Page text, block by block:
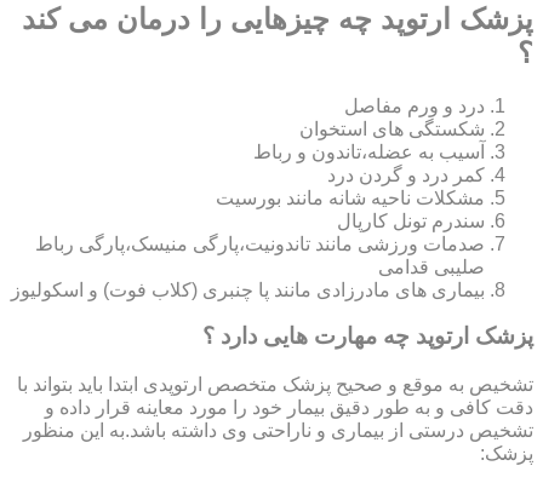
پزشک ارتوپد چه چیزهایی را درمان می کند
؟
درد و ورم مفاصل
شکستگی های استخوان
آسیب به عضله،تاندون و رباط
کمر درد و گردن درد
مشکلات ناحیه شانه مانند بورسیت
سندرم تونل کارپال
صدمات ورزشی مانند تاندونیت،پارگی منیسک،پارگی رباط
صلیبی قدامی
بیماری های مادرزادی مانند پا چنبری (کلاب فوت) و اسکولیوز
پزشک ارتوپد چه مهارت هایی دارد ؟
تشخیص به موقع و صحیح پزشک متخصص ارتوپدی ابتدا باید بتواند با
دقت کافی و به طور دقیق بیمار خود را مورد معاینه قرار داده و
تشخیص درستی از بیماری و ناراحتی وی داشته باشد.به این منظور
پزشک: